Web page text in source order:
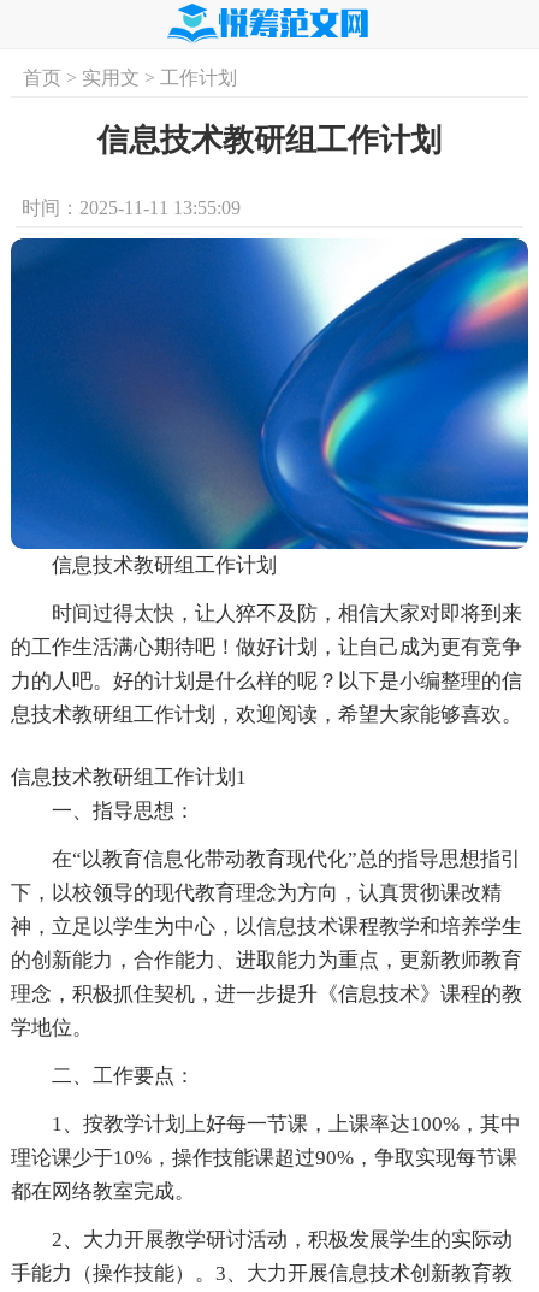
首页 实用文
首页> 实用文 > 工作计划
信息技术教研组工作计划
时间：2025-11-11 13:55:09
信息技术教研组工作计划
时间过得太快，让人猝不及防，相信大家对即将到来
的工作生活满心期待吧！做好计划，让自己成为更有竞争
力的人吧。好的计划是什么样的呢？以下是小编整理的信
息技术教研组工作计划，欢迎阅读，希望大家能够喜欢。
信息技术教研组工作计划1
一、指导思想：
在“以教育信息化带动教育现代化”总的指导思想指引
下，以校领导的现代教育理念为方向，认真贯彻课改精
神，立足以学生为中心，以信息技术课程教学和培养学生
的创新能力，合作能力、进取能力为重点，更新教师教育
理念，积极抓住契机，进一步提升《信息技术》课程的教
学地位。
二、工作要点：
1、按教学计划上好每一节课，上课率达100%，其中
理论课少于10%，操作技能课超过90%，争取实现每节课
都在网络教室完成。
2、大力开展教学研讨活动，积极发展学生的实际动
手能力（操作技能）。3、大力开展信息技术创新教育教